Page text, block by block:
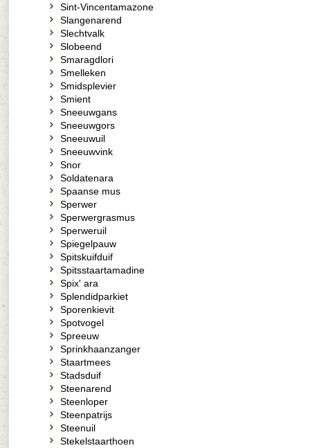
Sint-Vincentamazone
Slangenarend
Slechtvalk
Slobeend
Smaragdlori
Smelleken
Smidsplevier
Smient
Sneeuwgans
Sneeuwgors
Sneeuwuil
Sneeuwvink
Snor
Soldatenara
Spaanse mus
Sperwer
Sperwergrasmus
Sperweruil
Spiegelpauw
Spitskuifduif
Spitsstaartamadine
Spix' ara
Splendidparkiet
Sporenkievit
Spotvogel
Spreeuw
Sprinkhaanzanger
Staartmees
Stadsduif
Steenarend
Steenloper
Steenpatrijs
Steenuil
Stekelstaarthoen